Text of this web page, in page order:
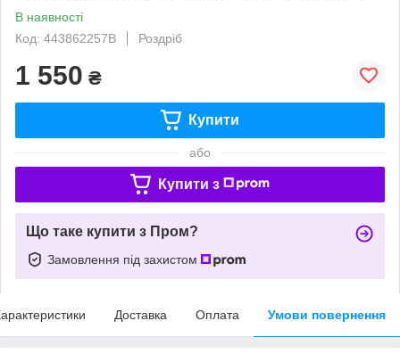
В наявності
Код: 443862257B
Роздріб
1 550 ₴
Купити
або
Купити з
Що таке купити з Пром?
Замовлення під захистом
Доставка Оплата Умови повернення